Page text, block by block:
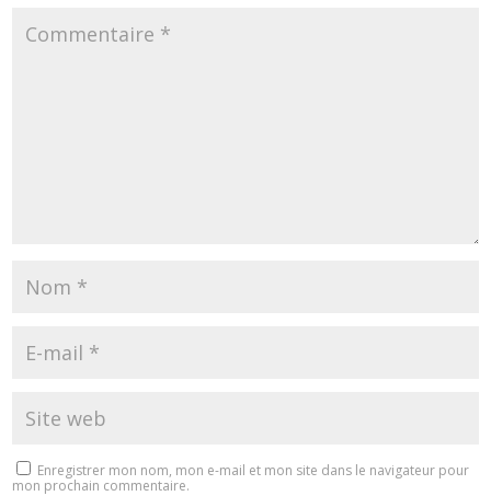
Enregistrer mon nom, mon e-mail et mon site dans le navigateur pour
mon prochain commentaire.